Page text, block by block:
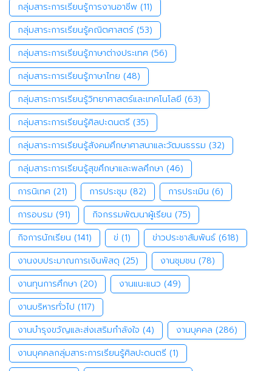
กลุ่มสาระการเรียนรู้การงานอาชีพ (11)
กลุ่มสาระการเรียนรู้คณิตศาสตร์ (53)
กลุ่มสาระการเรียนรู้ภาษาต่างประเทศ (56)
กลุ่มสาระการเรียนรู้ภาษาไทย (48)
กลุ่มสาระการเรียนรู้วิทยาศาสตร์และเทคโนโลยี (63)
กลุ่มสาระการเรียนรู้ศิลปะดนตรี (35)
กลุ่มสาระการเรียนรู้สังคมศึกษาศาสนาและวัฒนธรรม (32)
กลุ่มสาระการเรียนรู้สุขศึกษาและพลศึกษา (46)
การนิเทศ (21) การประชุม (82) การประเมิน (6)
การอบรม (91) กิจกรรมพัฒนาผู้เรียน (75)
กิจการนักเรียน (141) ข่ (1) ข่าวประชาสัมพันธ์ (618)
งานงบประมาณการเงินพัสดุ (25) งานชุมชน (78)
งานทุนการศึกษา (20) งานแนะแนว (49)
งานบริหารทั่วไป (117)
งานบำรุงขวัญและส่งเสริมกำลังใจ (4) งานบุคคล (286)
งานบุคคลกลุ่มสาระการเรียนรู้ศิลปะดนตรี (1)